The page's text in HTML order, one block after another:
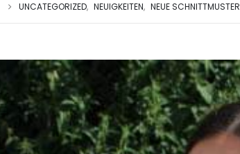
UNCATEGORIZED, NEUIGKEITEN, NEUE SCHNITTMUSTER